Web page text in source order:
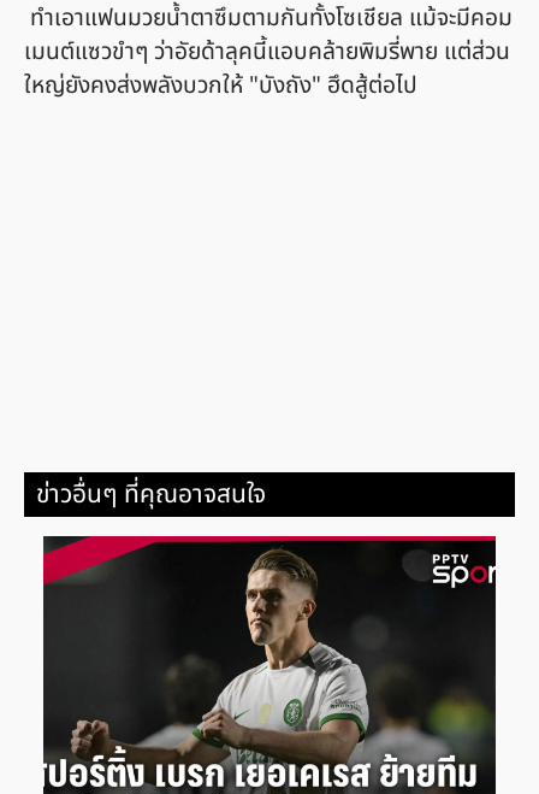
ทำเอาแฟนมวยน้ำตาซึมตามกันทั้งโซเชียล แม้จะมีคอม
เมนต์แซวขำๆ ว่าอัยด้าลุคนี้แอบคล้ายพิมรี่พาย แต่ส่วน
ใหญ่ยังคงส่งพลังบวกให้ "บังถัง" ฮึดสู้ต่อไป
ข่าวอื่นๆ ที่คุณอาจสนใจ